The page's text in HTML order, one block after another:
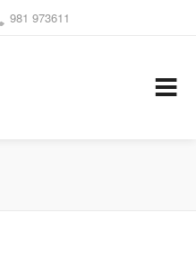
981 973611